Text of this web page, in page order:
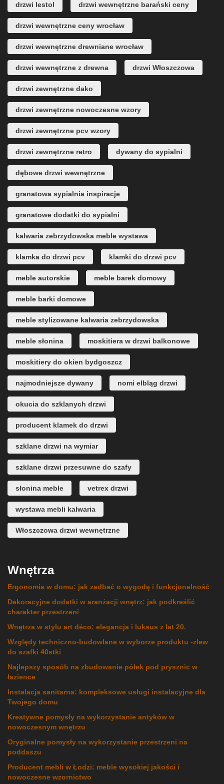
drzwi lestol drzwi wewnętrzne barański ceny
drzwi wewnętrzne ceny wrocław
drzwi wewnętrzne drewniane wrocław
drzwi wewnętrzne z drewna drzwi Włoszczowa
drzwi zewnętrzne dako
drzwi zewnętrzne nowoczesne wzory
drzwi zewnętrzne pcv wzory
drzwi zewnętrzne retro dywany do sypialni
dębowe drzwi wewnętrzne
granatowa sypialnia inspiracje
granatowe dodatki do sypialni
kalwaria zebrzydowska meble wystawa
klamka do drzwi pcv klamki do drzwi pcv
meble autorskie meble barek domowy
meble barki domowe
meble stylizowane kalwaria zebrzydowska
meble słonina moskitiera w drzwi balkonowe
moskitiery do okien bydgoszcz
najmodniejsze dywany nomi elbląg drzwi
okucia do szklanych drzwi
producent klamek do drzwi
szklane drzwi na wymiar
szklane drzwi przesuwne do szafy
słonina meble vetrex drzwi
wystawa mebli kalwaria
Włoszczowa drzwi wewnętrzne
Wnętrza
Ergonomia w domu: jak zadbać o wygodę i funkcjonalność
Dekoracyjne dodatki w aranżacji wnętrz: jak podkreślić
charakter przestrzeni
Wnętrza w stylu art déco: elegancja i luksus z lat 20.
Względy techniczno-budowlane w wyborze produktu -zlew
do szafki 40stki
Najlepszy sposób na zbudowanie półek pod prysznic w
łazience
Instalacja sanitarna: kompleksowe usługi instalacyjne dla
Twojego domu
Kreatywne pomysły na wykorzystanie antyków w
nowoczesnym wnętrzu
Oryginalne pomysły na wykorzystanie przestrzeni na
poddaszu
Producent mebli w Łodzi: meble wysokiej jakości i
nowoczesne wzornictwo